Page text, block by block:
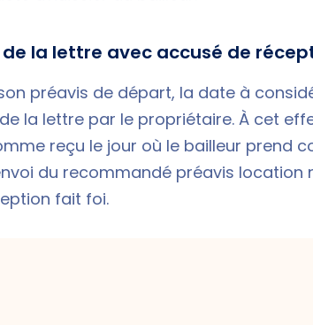
la lettre avec accusé de
préavis de départ, la date à
la lettre par le propriétaire. À cet
reçu le jour où le bailleur prend
du recommandé préavis location
fait foi.